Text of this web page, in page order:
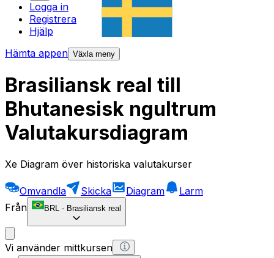
Logga in
Registrera
Hjälp
Hämta appen Växla meny
Brasiliansk real till
Bhutanesisk ngultrum
Valutakursdiagram
Xe Diagram över historiska valutakurser
Omvandla Skicka Diagram
Larm
Från
BRL - Brasiliansk real
Vi använder mittkursen